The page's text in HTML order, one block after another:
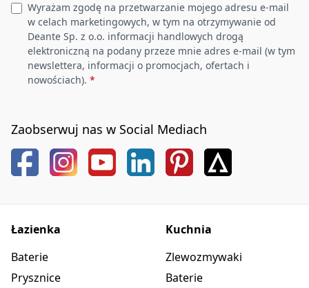
Wyrażam zgodę na przetwarzanie mojego adresu e-mail
w celach marketingowych, w tym na otrzymywanie od
Deante Sp. z o.o. informacji handlowych drogą
elektroniczną na podany przeze mnie adres e-mail (w tym
newslettera, informacji o promocjach, ofertach i
nowościach). *
Zaobserwuj nas w Social Mediach
Łazienka
Baterie
Prysznice
Kuchnia
Zlewozmywaki
Baterie